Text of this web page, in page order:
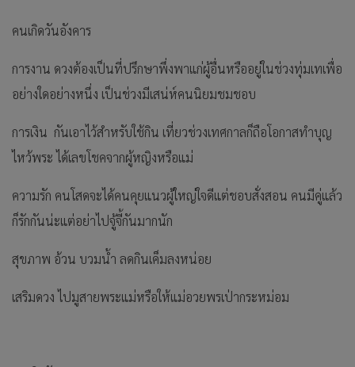
คนเกิดวันอังคาร
การงาน ดวงต้องเป็นที่ปรึกษาพึ่งพาแก่ผู้อื่นหรืออยู่ในช่วงทุ่มเทเพื่อ
อย่างใดอย่างหนึ่ง เป็นช่วงมีเสน่ห์คนนิยมชมชอบ
การเงิน กันเอาไว้สำหรับใช้กิน เที่ยวช่วงเทศกาลก็ถือโอกาสทำบุญ
ไหว้พระ ได้เลขโชคจากผู้หญิงหรือแม่
ความรัก คนโสดจะได้คนคุยแนวผู้ใหญ่ใจดีแต่ชอบสั่งสอน คนมีคู่แล้ว
ก็รักกันน่ะแต่อย่าไปจู้จี้กันมากนัก
สุขภาพ อ้วน บวมน้ำ ลดกินเค็มลงหน่อย
เสริมดวง ไปมูสายพระแม่หรือให้แม่อวยพรเป่ากระหม่อม